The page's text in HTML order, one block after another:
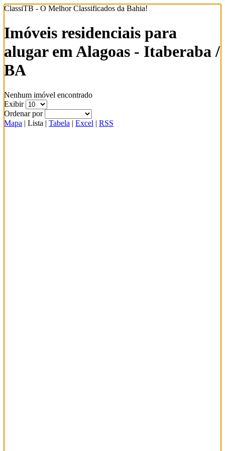
ClassiTB - O Melhor Classificados da Bahia!
Imóveis residenciais para
alugar em Alagoas - Itaberaba /
BA
Nenhum imóvel encontrado
Exibir
Ordenar por
Mapa | Lista | Tabela | Excel | RSS